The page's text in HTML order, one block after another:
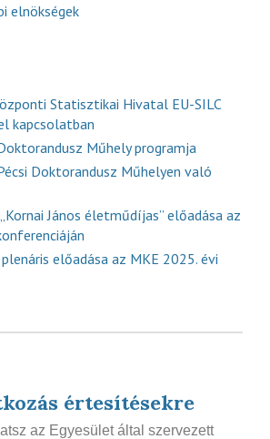
elnökségek
Statisztikai Hivatal EU-SILC
kapcsolatban
Műhely programja
Doktorandusz Műhelyen való
János életműdíjas” előadása az
előadása az MKE 2025. évi
értesítésekre
az Egyesület által szervezett